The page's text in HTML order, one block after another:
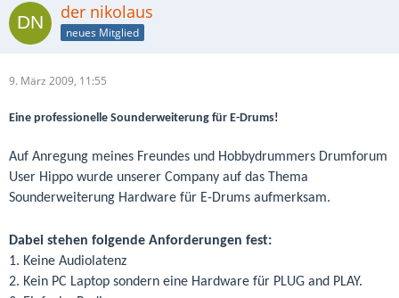
der nikolaus
neues Mitglied
9. März 2009, 11:55
Eine professionelle Sounderweiterung für E-Drums!
Auf Anregung meines Freundes und Hobbydrummers Drumforum
User Hippo wurde unserer Company auf das Thema
Sounderweiterung Hardware für E-Drums aufmerksam.
Dabei stehen folgende Anforderungen fest:
1. Keine Audiolatenz
2. Kein PC Laptop sondern eine Hardware für PLUG and PLAY.